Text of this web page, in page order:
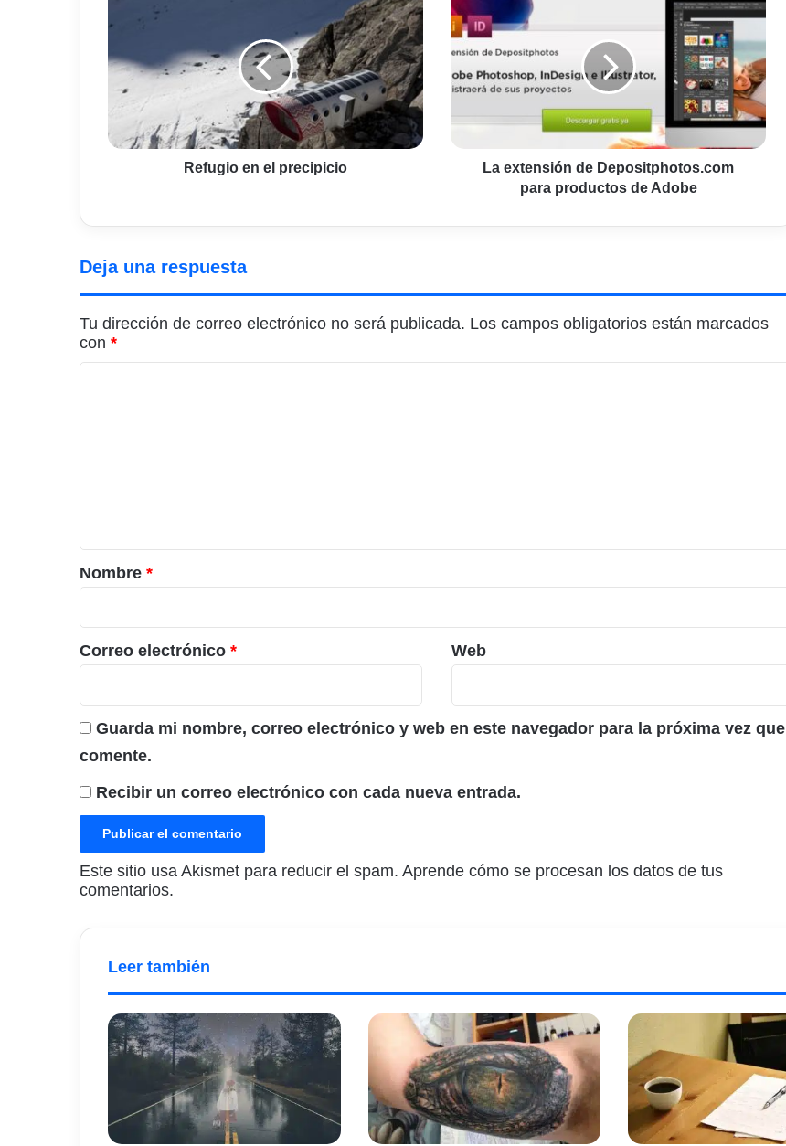
el
Refugio en el precipicio
extensión
de
Depositphotos.com
para
productos
Adobe
La extensión de Depositphotos.com
para productos de Adobe
Deja una respuesta
Tu dirección de correo electrónico no será publicada. Los campos obligatorios están marcados
con *
r
i
o
*
Nombre *
Correo electrónico * Web
Guarda mi nombre, correo electrónico y web en este navegador para la próxima vez que
comente.
Recibir un correo electrónico con cada nueva entrada.
Este sitio usa Akismet para reducir el spam. Aprende cómo se procesan los datos de tus
comentarios.
Leer también